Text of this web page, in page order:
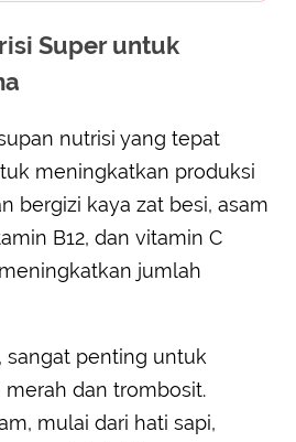
Super untuk
nutrisi yang tepat
meningkatkan produksi
bergizi kaya zat besi, asam
B12, dan vitamin C
jumlah
sangat penting untuk
merah dan trombosit.
mulai dari hati sapi,